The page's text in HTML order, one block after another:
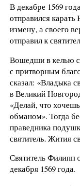
В декабре 1569
отправился
измену, а своего
отправил к
Вошедши в келью
с притворным
сказал: «Владыка
в Великий
«Делай, что
обманом». Тогда
праведника
святитель. Жития
Святитель Филипп
декабря 1569 года.